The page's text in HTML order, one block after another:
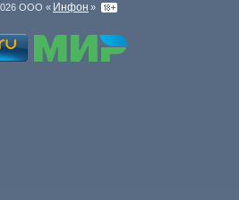
ООО « Инфон »